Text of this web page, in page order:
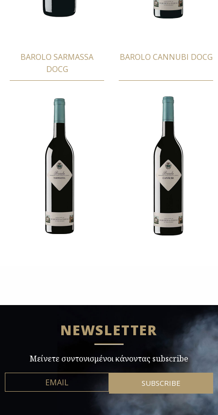
BAROLO SARMASSA
DOCG
BAROLO CANNUBI DOCG
NEWSLETTER
Μείνετε συντονισμένοι κάνοντας subscribe